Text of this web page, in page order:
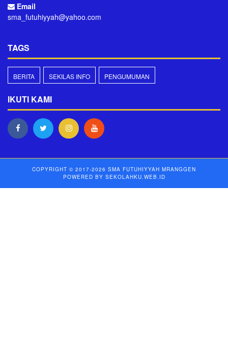
Email
sma_futuhiyyah@yahoo.com
TAGS
BERITA SEKILAS INFO PENGUMUMAN
IKUTI KAMI
COPYRIGHT © 2017-2026 SMA FUTUHIYYAH MRANGGEN
POWERED BY SEKOLAHKU.WEB.ID